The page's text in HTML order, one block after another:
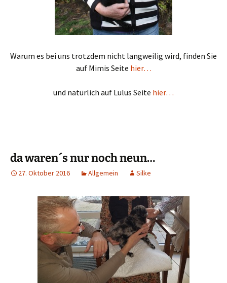
Warum es bei uns trotzdem nicht langweilig wird, finden Sie
auf Mimis Seite hier…
und natürlich auf Lulus Seite hier…
da waren´s nur noch neun…
27. Oktober 2016 Allgemein Silke